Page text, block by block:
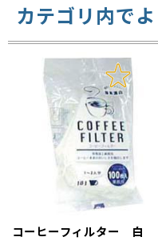
カテゴリ内で
コーヒーフィルター 白